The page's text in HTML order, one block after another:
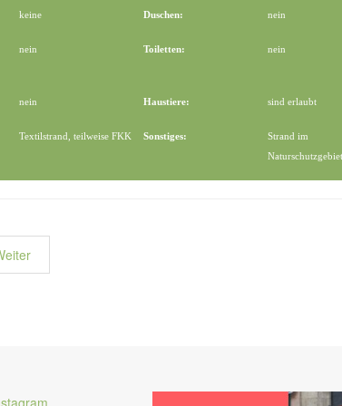
keine Duschen: nein
nein Toiletten: nein
nein Haustiere: sind erlaubt
Textilstrand, teilweise FKK Sonstiges:
Strand im
Naturschutzgebiet